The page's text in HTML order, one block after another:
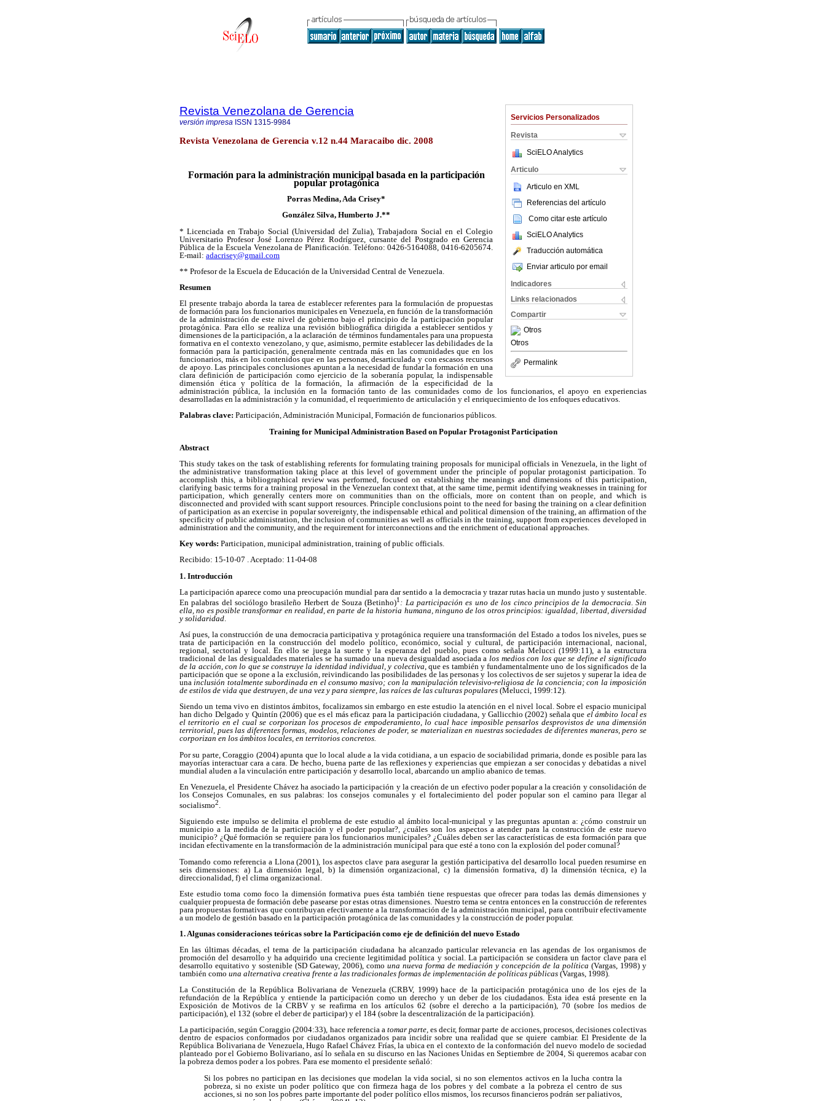
Servicios Personalizados
Revista
SciELO Analytics
Articulo
Articulo en XML
Referencias del artículo
Como citar este artículo
SciELO Analytics
Traducción automática
Enviar articulo por email
Indicadores
Links relacionados
Compartir
Otros
Otros
Permalink
Revista Venezolana de Gerencia
versión impresa ISSN 1315-9984
Revista Venezolana de Gerencia v.12 n.44 Maracaibo dic. 2008
Formación para la administración municipal basada en la participación
popular protagónica
Porras Medina, Ada Crisey*
González Silva, Humberto J.**
* Licenciada en Trabajo Social (Universidad del Zulia), Trabajadora Social en el Colegio
Universitario Profesor José Lorenzo Pérez Rodríguez, cursante del Postgrado en Gerencia
Pública de la Escuela Venezolana de Planificación. Teléfono: 0426-5164088, 0416-6205674.
E-mail: adacrisey@gmail.com
** Profesor de la Escuela de Educación de la Universidad Central de Venezuela.
Resumen
El presente trabajo aborda la tarea de establecer referentes para la formulación de propuestas
de formación para los funcionarios municipales en Venezuela, en función de la transformación
de la administración de este nivel de gobierno bajo el principio de la participación popular
protagónica. Para ello se realiza una revisión bibliográfica dirigida a establecer sentidos y
dimensiones de la participación, a la aclaración de términos fundamentales para una propuesta
formativa en el contexto venezolano, y que, asimismo, permite establecer las debilidades de la
formación para la participación, generalmente centrada más en las comunidades que en los
funcionarios, más en los contenidos que en las personas, desarticulada y con escasos recursos
de apoyo. Las principales conclusiones apuntan a la necesidad de fundar la formación en una
clara definición de participación como ejercicio de la soberanía popular, la indispensable
dimensión ética y política de la formación, la afirmación de la especificidad de la
administración pública, la inclusión en la formación tanto de las comunidades como de los funcionarios, el apoyo en experiencias
desarrolladas en la administración y la comunidad, el requerimiento de articulación y el enriquecimiento de los enfoques educativos.
Palabras clave: Participación, Administración Municipal, Formación de funcionarios públicos.
Training for Municipal Administration Based on Popular Protagonist Participation
Abstract
This study takes on the task of establishing referents for formulating training proposals for municipal officials in Venezuela, in the light of
the administrative transformation taking place at this level of government under the principle of popular protagonist participation. To
accomplish this, a bibliographical review was performed, focused on establishing the meanings and dimensions of this participation,
clarifying basic terms for a training proposal in the Venezuelan context that, at the same time, permit identifying weaknesses in training for
participation, which generally centers more on communities than on the officials, more on content than on people, and which is
disconnected and provided with scant support resources. Principle conclusions point to the need for basing the training on a clear definition
of participation as an exercise in popular sovereignty, the indispensable ethical and political dimension of the training, an affirmation of the
specificity of public administration, the inclusion of communities as well as officials in the training, support from experiences developed in
administration and the community, and the requirement for interconnections and the enrichment of educational approaches.
Key words: Participation, municipal administration, training of public officials.
Recibido: 15-10-07 . Aceptado: 11-04-08
1. Introducción
La participación aparece como una preocupación mundial para dar sentido a la democracia y trazar rutas hacia un mundo justo y sustentable.
En palabras del sociólogo brasileño Herbert de Souza (Betinho)1 : La participación es uno de los cinco principios de la democracia. Sin
ella, no es posible transformar en realidad, en parte de la historia humana, ninguno de los otros principios: igualdad, libertad, diversidad
y solidaridad.
Así pues, la construcción de una democracia participativa y protagónica requiere una transformación del Estado a todos los niveles, pues se
trata de participación en la construcción del modelo político, económico, social y cultural, de participación internacional, nacional,
regional, sectorial y local. En ello se juega la suerte y la esperanza del pueblo, pues como señala Melucci (1999:11), a la estructura
tradicional de las desigualdades materiales se ha sumado una nueva desigualdad asociada alos medios con los que se define el significado
de la acción, con lo que se construye la identidad individual, y colectiva, que es también y fundamentalmente uno de los significados de la
participación que se opone a la exclusión, reivindicando las posibilidades de las personas y los colectivos de ser sujetos y superar la idea de
unainclusión totalmente subordinada en el consumo masivo; con la manipulación televisivo-religiosa de la conciencia; con la imposición
de estilos de vida que destruyen, de una vez y para siempre, las raíces de las culturas populares (Melucci, 1999:12).
Siendo un tema vivo en distintos ámbitos, focalizamos sin embargo en este estudio la atención en el nivel local. Sobre el espacio municipal
han dicho Delgado y Quintín (2006) que es el más eficaz para la participación ciudadana, y Gallicchio (2002) señala que el ámbito local es
el territorio en el cual se corporizan los procesos de empoderamiento, lo cual hace imposible pensarlos desprovistos de una dimensión
territorial, pues las diferentes formas, modelos, relaciones de poder, se materializan en nuestras sociedades de diferentes maneras, pero se
corporizan en los ámbitos locales, en territorios concretos.
Por su parte, Coraggio (2004) apunta que lo local alude a la vida cotidiana, a un espacio de sociabilidad primaria, donde es posible para las
mayorías interactuar cara a cara. De hecho, buena parte de las reflexiones y experiencias que empiezan a ser conocidas y debatidas a nivel
mundial aluden a la vinculación entre participación y desarrollo local, abarcando un amplio abanico de temas.
En Venezuela, el Presidente Chávez ha asociado la participación y la creación de un efectivo poder popular a la creación y consolidación de
los Consejos Comunales, en sus palabras: los consejos comunales y el fortalecimiento del poder popular son el camino para llegar al
socialismo2.
Siguiendo este impulso se delimita el problema de este estudio al ámbito local-municipal y las preguntas apuntan a: ¿cómo construir un
municipio a la medida de la participación y el poder popular?, ¿cuáles son los aspectos a atender para la construcción de este nuevo
municipio? ¿Qué formación se requiere para los funcionarios municipales? ¿Cuáles deben ser las características de esta formación para que
incidan efectivamente en la transformación de la administración municipal para que esté a tono con la explosión del poder comunal?
Tomando como referencia a Llona (2001), los aspectos clave para asegurar la gestión participativa del desarrollo local pueden resumirse en
seis dimensiones: a) La dimensión legal, b) la dimensión organizacional, c) la dimensión formativa, d) la dimensión técnica, e) la
direccionalidad, f) el clima organizacional.
Este estudio toma como foco la dimensión formativa pues ésta también tiene respuestas que ofrecer para todas las demás dimensiones y
cualquier propuesta de formación debe pasearse por estas otras dimensiones. Nuestro tema se centra entonces en la construcción de referentes
para propuestas formativas que contribuyan efectivamente a la transformación de la administración municipal, para contribuir efectivamente
a un modelo de gestión basado en la participación protagónica de las comunidades y la construcción de poder popular.
1. Algunas consideraciones teóricas sobre la Participación como eje de definición del nuevo Estado
En las últimas décadas, el tema de la participación ciudadana ha alcanzado particular relevancia en las agendas de los organismos de
promoción del desarrollo y ha adquirido una creciente legitimidad política y social. La participación se considera un factor clave para el
desarrollo equitativo y sostenible (SD Gateway, 2006), como una nueva forma de mediación y concepción de la política (Vargas, 1998) y
también como una alternativa creativa frente a las tradicionales formas de implementación de políticas públicas (Vargas, 1998).
La Constitución de la República Bolivariana de Venezuela (CRBV, 1999) hace de la participación protagónica uno de los ejes de la
refundación de la República y entiende la participación como un derecho y un deber de los ciudadanos. Esta idea está presente en la
Exposición de Motivos de la CRBV y se reafirma en los artículos 62 (sobre el derecho a la participación), 70 (sobre los medios de
participación), el 132 (sobre el deber de participar) y el 184 (sobre la descentralización de la participación).
La participación, según Coraggio (2004:33), hace referencia a tomar parte, es decir, formar parte de acciones, procesos, decisiones colectivas
dentro de espacios conformados por ciudadanos organizados para incidir sobre una realidad que se quiere cambiar. El Presidente de la
República Bolivariana de Venezuela, Hugo Rafael Chávez Frías, la ubica en el contexto de la conformación del nuevo modelo de sociedad
planteado por el Gobierno Bolivariano, así lo señala en su discurso en las Naciones Unidas en Septiembre de 2004, Si queremos acabar con
la pobreza demos poder a los pobres. Para ese momento el presidente señaló:
Si los pobres no participan en las decisiones que modelan la vida social, si no son elementos activos en la lucha contra la
pobreza, si no existe un poder político que con firmeza haga de los pobres y del combate a la pobreza el centro de sus
acciones, si no son los pobres parte importante del poder político ellos mismos, los recursos financieros podrán ser paliativos,